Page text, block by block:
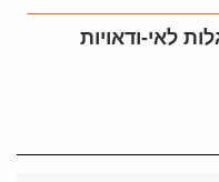
לאי-ודאויות